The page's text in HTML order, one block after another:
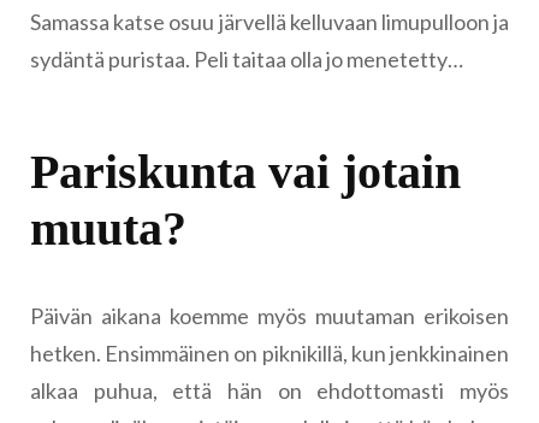
Samassa katse osuu järvellä kelluvaan limupulloon ja
sydäntä puristaa. Peli taitaa olla jo menetetty…
Pariskunta vai jotain
muuta?
Päivän aikana koemme myös muutaman erikoisen
hetken. Ensimmäinen on piknikillä, kun jenkkinainen
alkaa puhua, että hän on ehdottomasti myös